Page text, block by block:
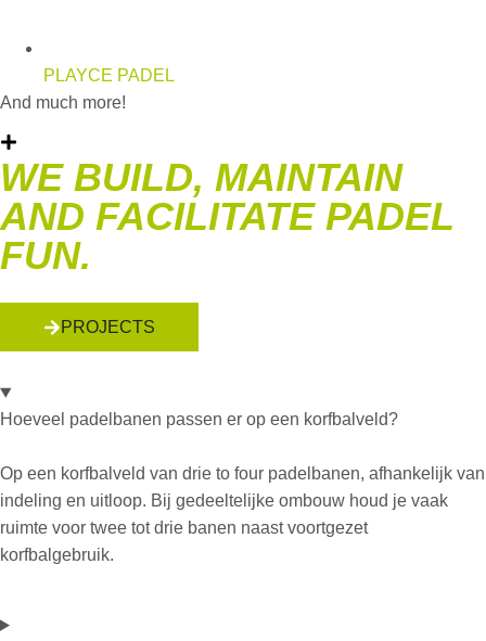
PLAYCE PADEL
And much more!
WE BUILD, MAINTAIN
AND FACILITATE PADEL
FUN.
PROJECTS
Hoeveel padelbanen passen er op een korfbalveld?
Op een korfbalveld van drie to four padelbanen, afhankelijk van
indeling en uitloop. Bij gedeeltelijke ombouw houd je vaak
ruimte voor twee tot drie banen naast voortgezet
korfbalgebruik.